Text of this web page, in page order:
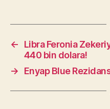
←
Libra Feronia
440 bin dolara!
→
Enyap Blue